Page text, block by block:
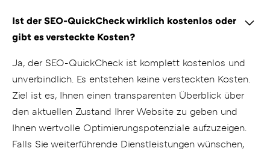
Ist der SEO-QuickCheck wirklich kostenlos oder
gibt es versteckte Kosten?
Ja, der SEO-QuickCheck ist komplett kostenlos und
unverbindlich. Es entstehen keine versteckten Kosten.
Ziel ist es, Ihnen einen transparenten Überblick über
den aktuellen Zustand Ihrer Website zu geben und
Ihnen wertvolle Optimierungspotenziale aufzuzeigen.
Falls Sie weiterführende Dienstleistungen wünschen,